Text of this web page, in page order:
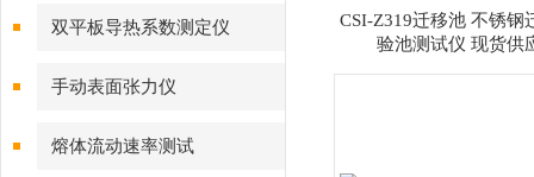
双平板导热系数测定仪
手动表面张力仪
熔体流动速率测试
CSI-Z319迁移池 不锈钢
验池测试仪 现货供